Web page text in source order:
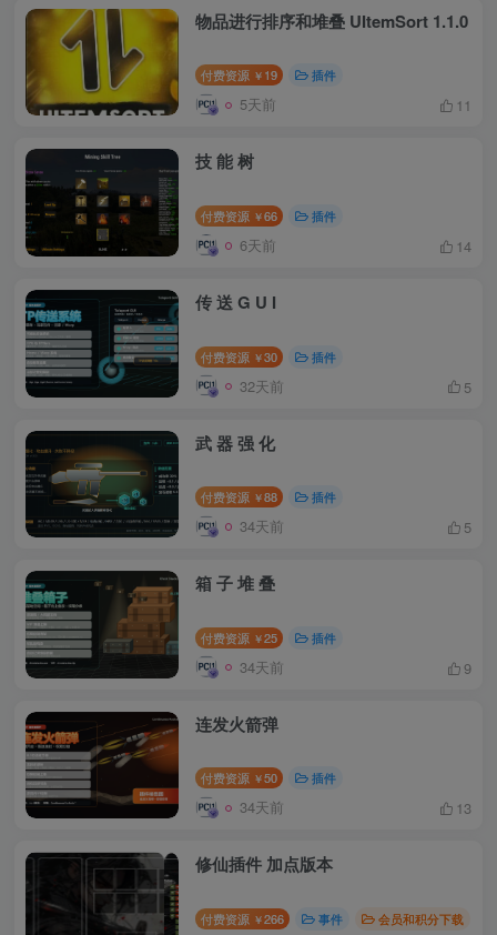
物品进行排序和堆叠 UItemSort 1.1.0
付费资源 ￥ 19 插件
5天前 11
技 能 树
付费资源 ￥66 插件
6天前 14
传 送 G U I
付费资源 ￥30 插件
32天前 5
武 器 强 化
付费资源 ￥88 插件
34天前 5
箱 子 堆 叠
付费资源 ￥25 插件
34天前 9
连发火箭弹
付费资源 ￥50 插件
34天前 13
修仙插件 加点版本
付费资源 ￥266 事件 会员和积分下载